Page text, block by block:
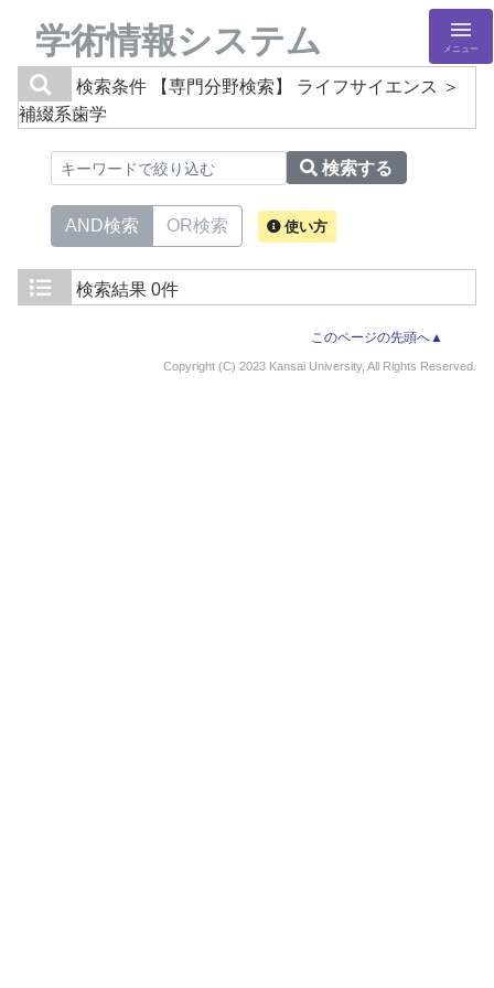
学術情報システム メニュー
検索条件
【専門分野検索】 ライフサイエンス ＞
補綴系歯学
検索する
AND検索 OR検索 使い方
検索結果 0件
このページの先頭へ▲
Copyright (C) 2023 Kansai University, All Rights Reserved.